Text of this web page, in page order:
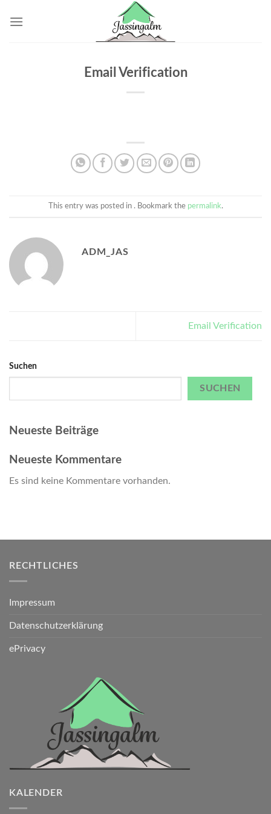
Email Verification
This entry was posted in . Bookmark the permalink.
ADM_JAS
Email Verification
Suchen
SUCHEN
Neueste Beiträge
Neueste Kommentare
Es sind keine Kommentare vorhanden.
RECHTLICHES
Impressum
Datenschutzerklärung
ePrivacy
KALENDER